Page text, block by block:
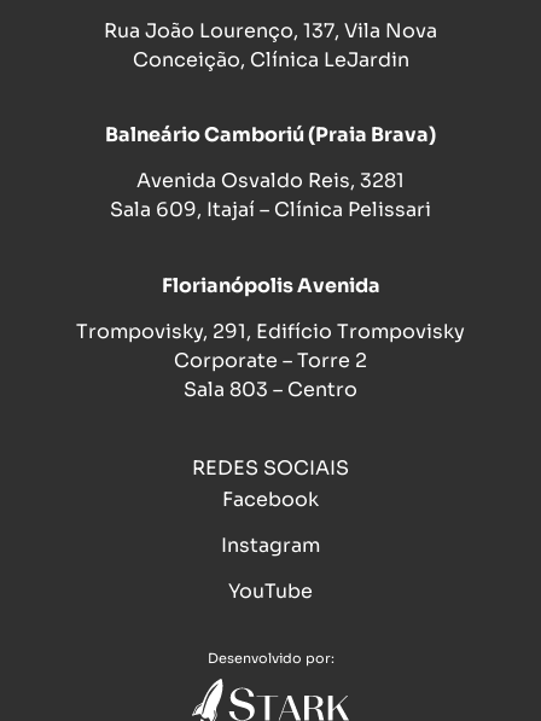
Rua João Lourenço, 137, Vila Nova
Conceição, Clínica LeJardin
Balneário Camboriú (Praia Brava)
Avenida Osvaldo Reis, 3281
Sala 609, Itajaí – Clínica Pelissari
Florianópolis Avenida
Trompovisky, 291, Edifício Trompovisky
Corporate – Torre 2
Sala 803 – Centro
REDES SOCIAIS
Facebook
Instagram
YouTube
Desenvolvido por: